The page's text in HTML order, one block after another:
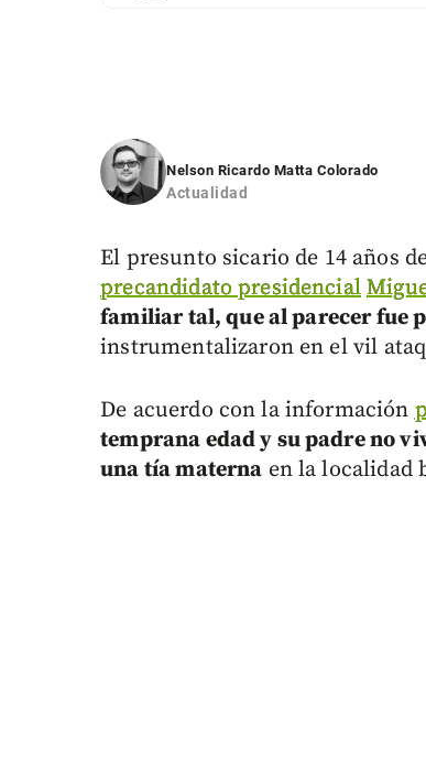
Nelson Ricardo Matta Colorado
Actualidad
El presunto sicario de 14 años
precandidato presidencial
familiar tal, que al parecer fue
instrumentalizaron en el vil
De acuerdo con la información
temprana edad y su padre no
una tía materna en la localidad